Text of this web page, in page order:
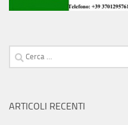
Ricerca
per:
ARTICOLI RECENTI